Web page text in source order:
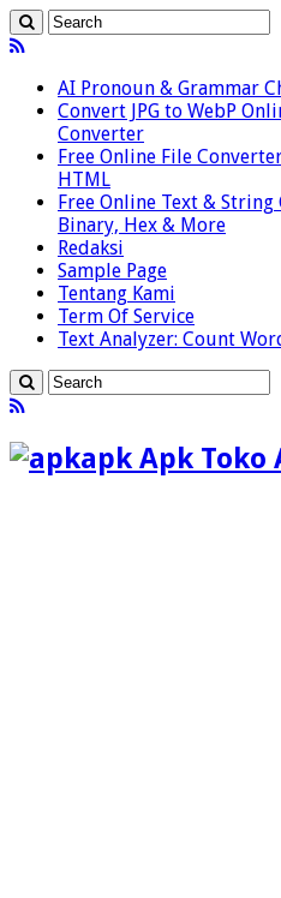
AI Pronoun & Grammar
Convert JPG to WebP
Converter
Free Online File
HTML
Free Online Text &
Binary, Hex & More
Redaksi
Sample Page
Tentang Kami
Term Of Service
Text Analyzer: Count
apk Apk Toko